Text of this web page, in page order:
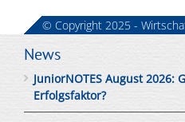
News
JuniorNOTES August 2026:
Erfolgsfaktor?
© Copyright 2025 -